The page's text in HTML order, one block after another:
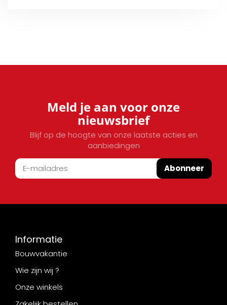
Meld je aan voor onze
nieuwsbrief
Blijf op de hoogte van onze laatste acties en
aanbiedingen
Abonneer
Informatie
Bouwvakantie
Wie zijn wij ?
Onze winkels